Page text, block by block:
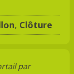
, Clôture
par